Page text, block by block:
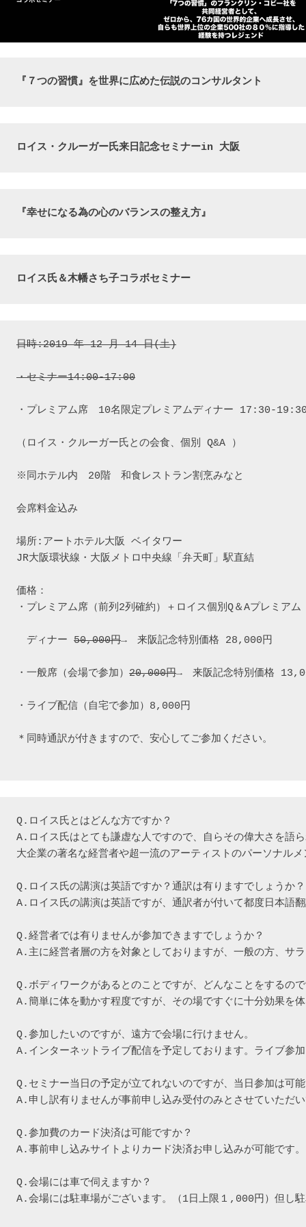
『７つの習慣』を世界に広めた伝説のコンサルタント
ロイス・クルーガー氏来日記念セミナーin 大阪
『幸せになる為の心のバランスの整え方』
ロイス氏＆木幡さち子コラボセミナー
日時:2019 年 12 月 14 日(土)
・プレミアム席　10名限定プレミアムディナー 17:30-
（ロイス・クルーガー氏との会食、個別 Q&A ）
※同ホテル内　20階　和食レストラン割烹みなと
会席料金込み
場所:アートホテル大阪 ベイタワー
JR大阪環状線・大阪メトロ中央線「弁天町」駅直結
価格：
・プレミアム席（前列2列確約）＋ロイス個別Q＆Aプレミアム
ディナー 50,000円→　来阪記念特別価格 28,000円
・一般席（会場で参加） 20,000円→　来阪記念特別価格
・ライブ配信（自宅で参加）8,000円
＊同時通訳が付きますので、安心してご参加ください。
Q.ロイス氏とはどんな方ですか？
A.ロイス氏はとても謙虚な人ですので、自らその偉大さを語
大企業の著名な経営者や超一流のアーティストのパーソナル
Q.ロイス氏の講演は英語ですか？通訳は有りますでしょうか？
A.ロイス氏の講演は英語ですが、通訳者が付いて都度日本語
Q.経営者では有りませんが参加できますでしょうか？
A.主に経営者層の方を対象としておりますが、一般の方、サ
Q.ボディワークがあるとのことですが、どんなことをするの
A.簡単に体を動かす程度ですが、その場ですぐに十分効果を
Q.参加したいのですが、遠方で会場に行けません。
A.インターネットライブ配信を予定しております。ライブ参
Q.セミナー当日の予定が立てれないのですが、当日参加は可
A.申し訳有りませんが事前申し込み受付のみとさせていただ
Q.参加費のカード決済は可能ですか？
A.事前申し込みサイトよりカード決済お申し込みが可能です。
Q.会場には車で伺えますか？
A.会場には駐車場がございます。（1日上限１,000円）但し